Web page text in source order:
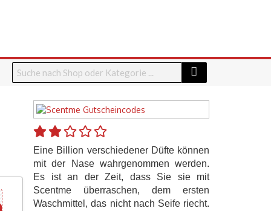
Eine Billion verschiedener Düfte können
mit der Nase wahrgenommen werden.
Es ist an der Zeit, dass Sie sie mit
Scentme überraschen, dem ersten
Waschmittel, das nicht nach Seife riecht.